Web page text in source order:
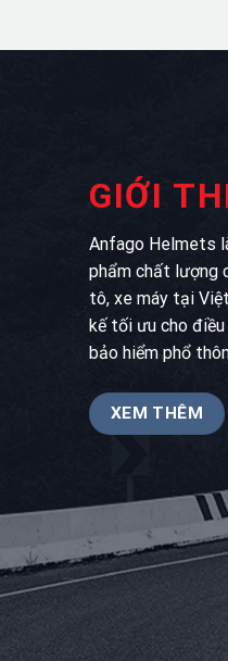
GIỚI
Anfago Helmets
phẩm chất lượng
tô, xe máy tại
kế tối ưu cho
bảo hiểm phổ
XEM THÊM